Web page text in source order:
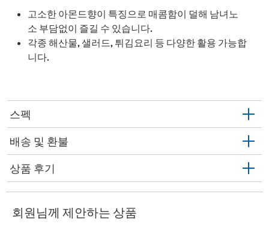
고소한 아몬드향이 특징으로 매콤함이 덜해 남녀노
소 부담없이 즐길 수 있습니다.
각종 해산물, 샐러드, 튀김요리 등 다양한 활용 가능합
니다.
스펙
배송 및 환불
상품 후기
회원님께 제안하는 상품